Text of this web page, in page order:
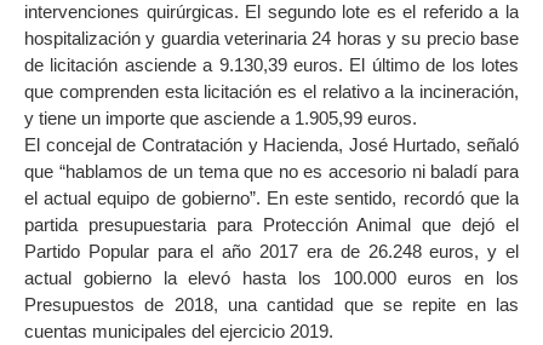
intervenciones quirúrgicas. El segundo lote es el referido a la
hospitalización y guardia veterinaria 24 horas y su precio base
de licitación asciende a 9.130,39 euros. El último de los lotes
que comprenden esta licitación es el relativo a la incineración,
y tiene un importe que asciende a 1.905,99 euros.
El concejal de Contratación y Hacienda, José Hurtado, señaló
que “hablamos de un tema que no es accesorio ni baladí para
el actual equipo de gobierno”. En este sentido, recordó que la
partida presupuestaria para Protección Animal que dejó el
Partido Popular para el año 2017 era de 26.248 euros, y el
actual gobierno la elevó hasta los 100.000 euros en los
Presupuestos de 2018, una cantidad que se repite en las
cuentas municipales del ejercicio 2019.